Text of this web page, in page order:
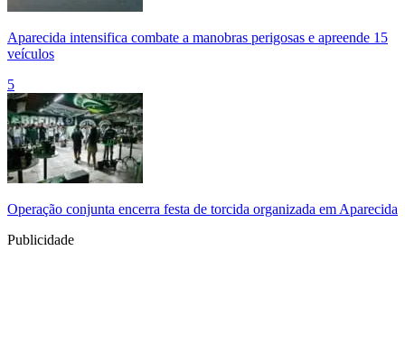
Aparecida intensifica combate a manobras perigosas e apreende 15
veículos
5
Operação conjunta encerra festa de torcida organizada em Aparecida
Publicidade